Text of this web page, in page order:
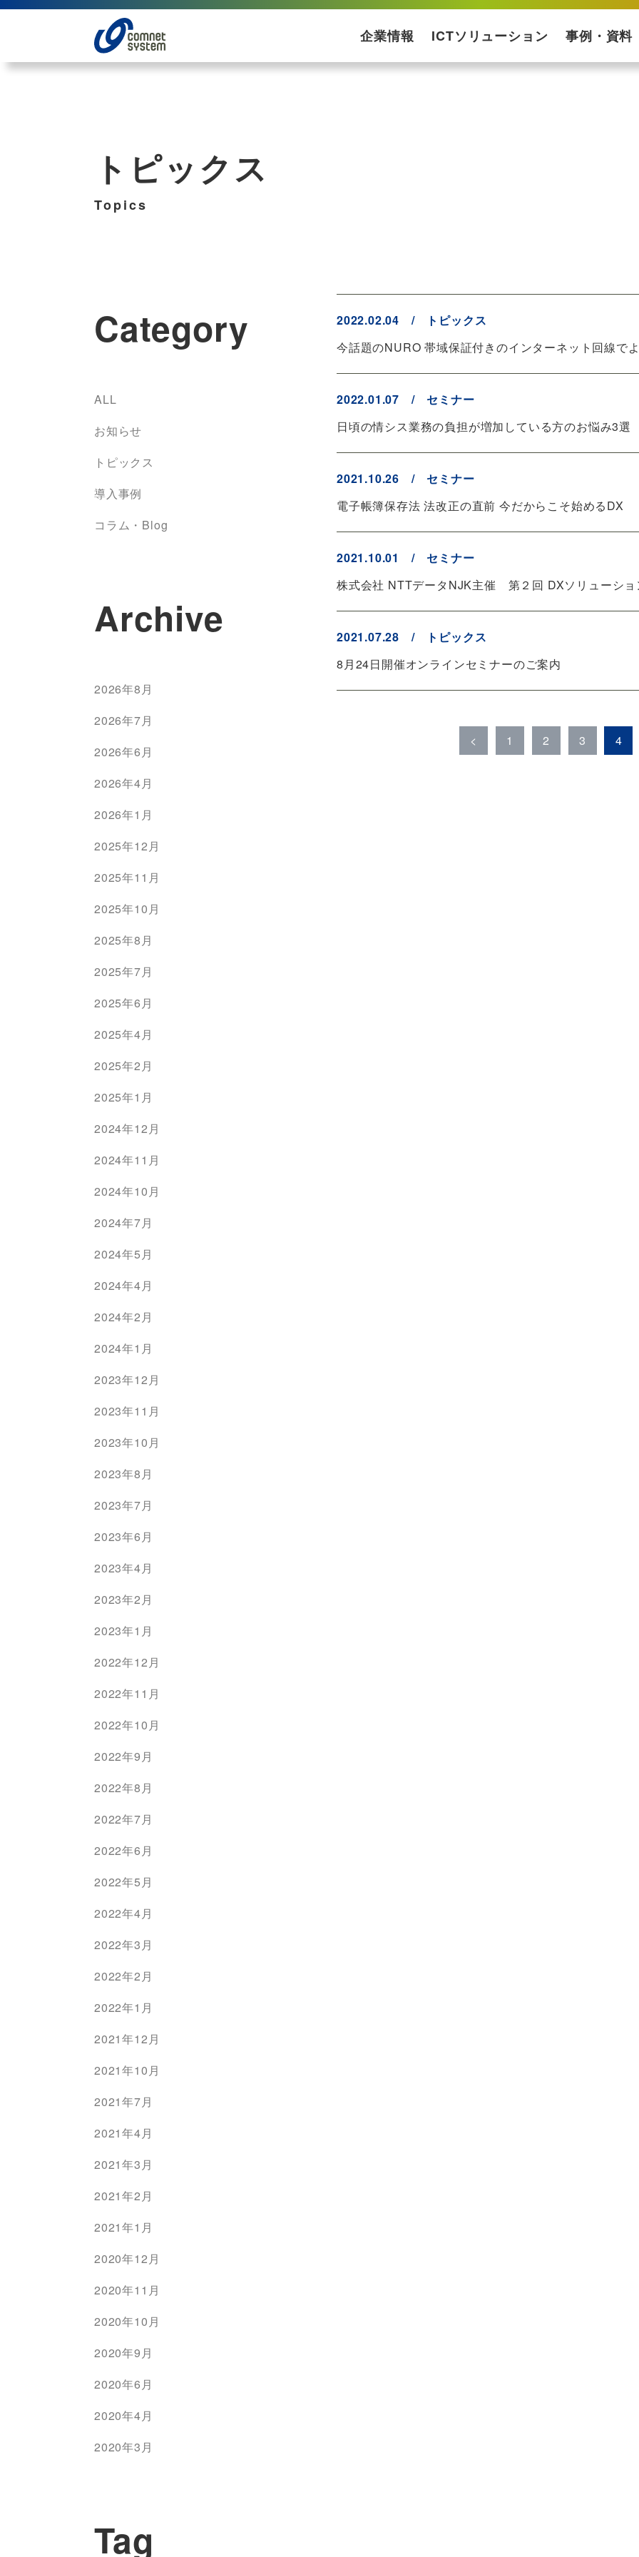
企業情報 ICTソリューション 事例・資料
トピックス
Topics
2022.02.04 / トピックス
今話題のNURO 帯域保証付きのインターネット回線で
2022.01.07 / セミナー
日頃の情シス業務の負担が増加している方のお悩み3選
2021.10.26 / セミナー
電子帳簿保存法 法改正の直前 今だからこそ始めるDX
2021.10.01 / セミナー
株式会社 NTTデータNJK主催 第２回 DXソリューショ
2021.07.28 / トピックス
8月24日開催オンラインセミナーのご案内
< 1 2 3 4
Category
ALL
お知らせ
トピックス
導入事例
コラム・Blog
Archive
2026年8月
2026年7月
2026年6月
2026年4月
2026年1月
2025年12月
2025年11月
2025年10月
2025年8月
2025年7月
2025年6月
2025年4月
2025年2月
2025年1月
2024年12月
2024年11月
2024年10月
2024年7月
2024年5月
2024年4月
2024年2月
2024年1月
2023年12月
2023年11月
2023年10月
2023年8月
2023年7月
2023年6月
2023年4月
2023年2月
2023年1月
2022年12月
2022年11月
2022年10月
2022年9月
2022年8月
2022年7月
2022年6月
2022年5月
2022年4月
2022年3月
2022年2月
2022年1月
2021年12月
2021年10月
2021年7月
2021年4月
2021年3月
2021年2月
2021年1月
2020年12月
2020年11月
2020年10月
2020年9月
2020年6月
2020年4月
2020年3月
Tag